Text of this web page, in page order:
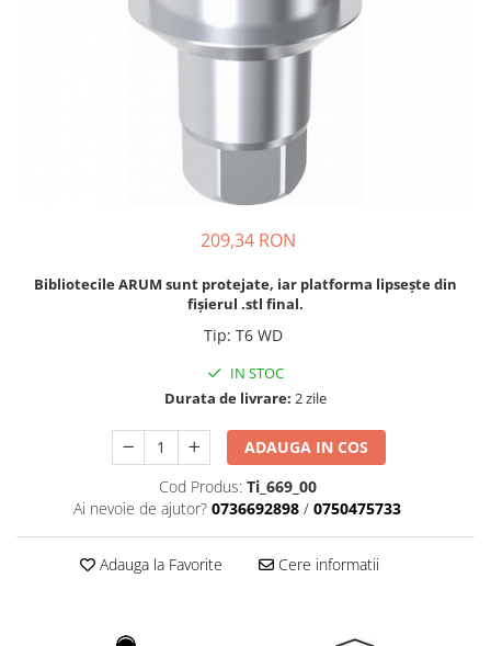
Disc Nano Compozit
209,34 RON
Bibliotecile ARUM sunt protejate, iar platforma lipsește din
fișierul .stl final.
Tip: T6 WD
IN STOC
Durata de livrare: 2 zile
ADAUGA IN COS
Cod Produs: Ti_669_00
Ai nevoie de ajutor? 0736692898 / 0750475733
Adauga la Favorite Cere informatii